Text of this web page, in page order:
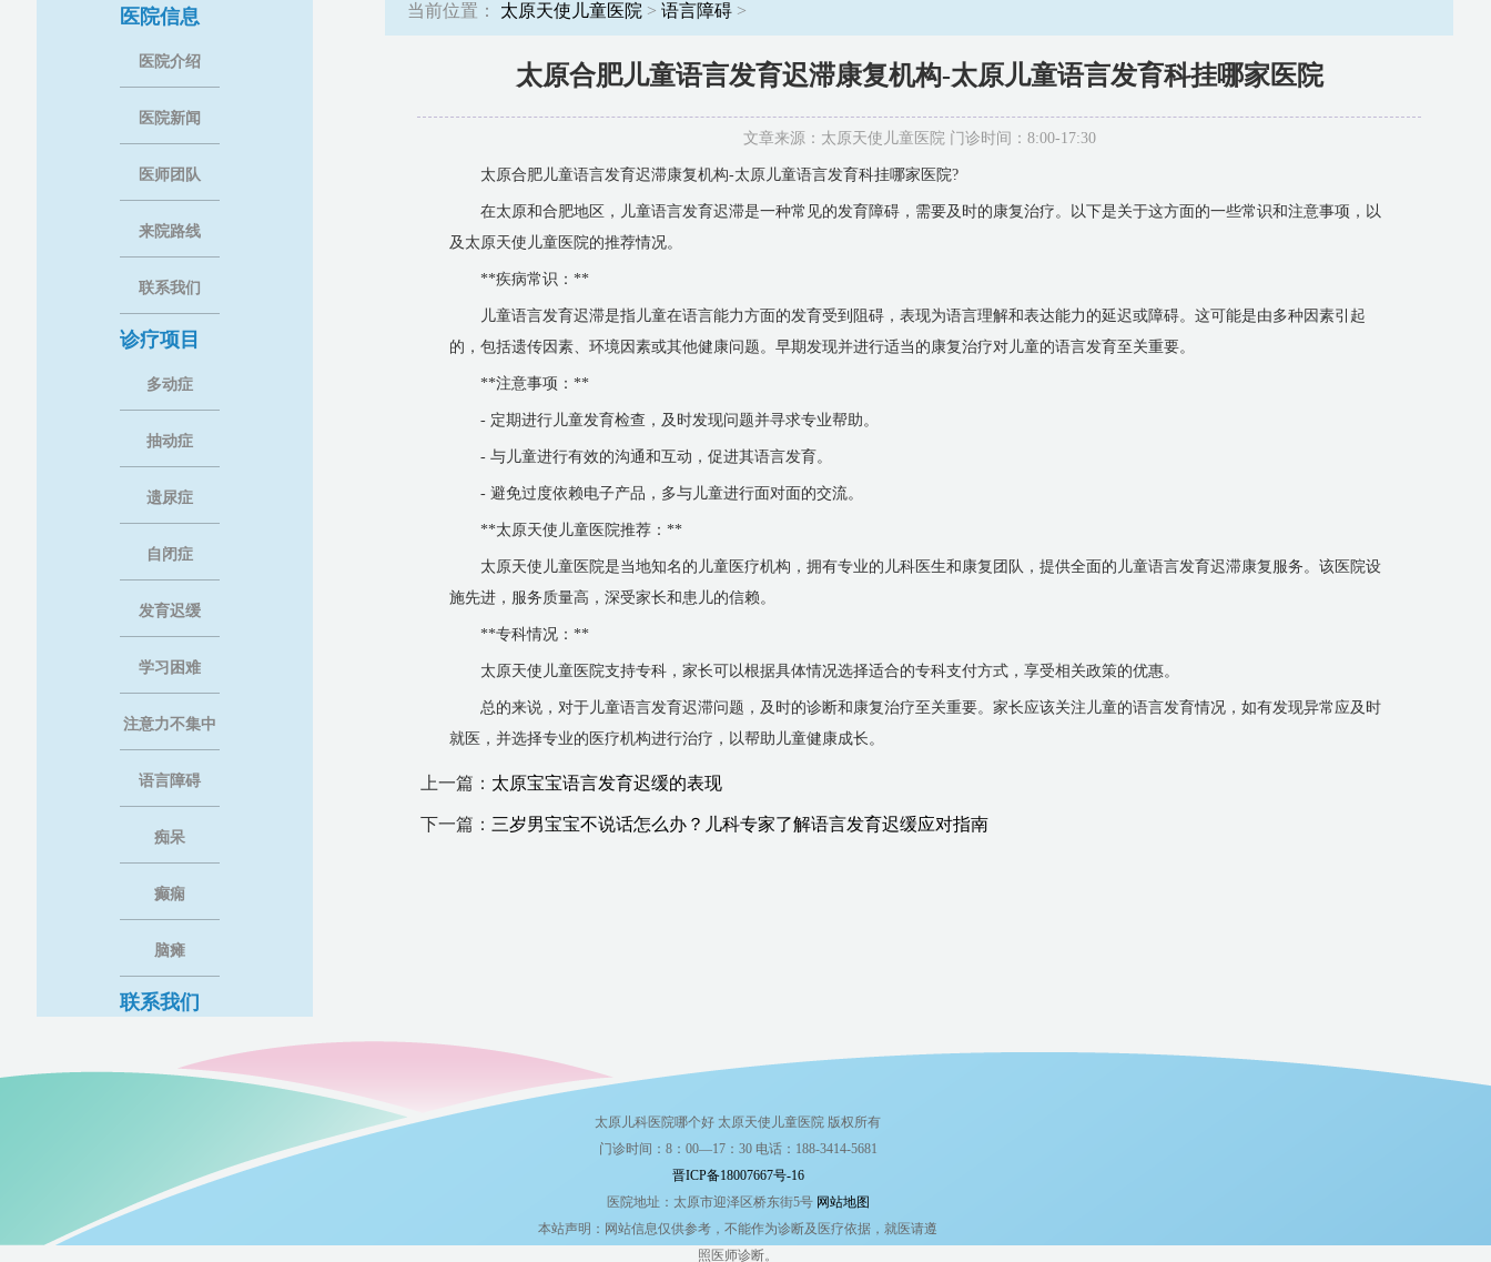
医院信息
医院介绍
医院新闻
医师团队
来院路线
联系我们
诊疗项目
多动症
抽动症
遗尿症
自闭症
发育迟缓
学习困难
注意力不集中
语言障碍
痴呆
癫痫
脑瘫
联系我们
当前位置： 太原天使儿童医院 > 语言障碍 >
太原合肥儿童语言发育迟滞康复机构-太原儿童语言发育科挂哪家医院
文章来源：太原天使儿童医院 门诊时间：8:00-17:30
太原合肥儿童语言发育迟滞康复机构-太原儿童语言发育科挂哪家医院?
在太原和合肥地区，儿童语言发育迟滞是一种常见的发育障碍，需要及时的康复治疗。以下是关于这方面的一些常识和注意事项，以
及太原天使儿童医院的推荐情况。
**疾病常识：**
儿童语言发育迟滞是指儿童在语言能力方面的发育受到阻碍，表现为语言理解和表达能力的延迟或障碍。这可能是由多种因素引起
的，包括遗传因素、环境因素或其他健康问题。早期发现并进行适当的康复治疗对儿童的语言发育至关重要。
**注意事项：**
- 定期进行儿童发育检查，及时发现问题并寻求专业帮助。
- 与儿童进行有效的沟通和互动，促进其语言发育。
- 避免过度依赖电子产品，多与儿童进行面对面的交流。
**太原天使儿童医院推荐：**
太原天使儿童医院是当地知名的儿童医疗机构，拥有专业的儿科医生和康复团队，提供全面的儿童语言发育迟滞康复服务。该医院设
施先进，服务质量高，深受家长和患儿的信赖。
**专科情况：**
太原天使儿童医院支持专科，家长可以根据具体情况选择适合的专科支付方式，享受相关政策的优惠。
总的来说，对于儿童语言发育迟滞问题，及时的诊断和康复治疗至关重要。家长应该关注儿童的语言发育情况，如有发现异常应及时
就医，并选择专业的医疗机构进行治疗，以帮助儿童健康成长。
上一篇： 太原宝宝语言发育迟缓的表现
下一篇： 三岁男宝宝不说话怎么办？儿科专家了解语言发育迟缓应对指南
太原儿科医院哪个好 太原天使儿童医院 版权所有
门诊时间：8：00—17：30 电话：188-3414-5681
晋ICP备18007667号-16
医院地址：太原市迎泽区桥东街5号 网站地图
本站声明：网站信息仅供参考，不能作为诊断及医疗依据，就医请遵
照医师诊断。